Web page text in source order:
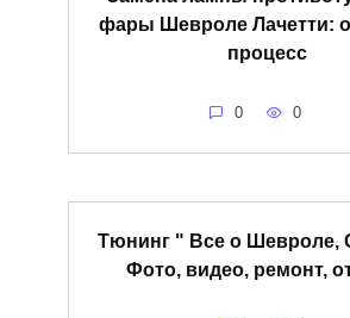
фары Шевроле Лачетти:
процесс
0 0
Тюнинг " Все о Шевроле,
Фото, видео, ремонт,